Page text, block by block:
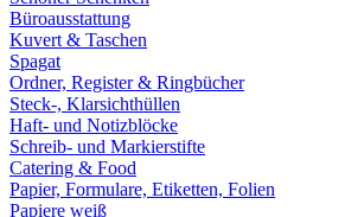
Büroausstattung
Kuvert & Taschen
Spagat
Ordner, Register & Ringbücher
Steck-, Klarsichthüllen
Haft- und Notizblöcke
Schreib- und Markierstifte
Catering & Food
Papier, Formulare, Etiketten, Folien
Papiere weiß